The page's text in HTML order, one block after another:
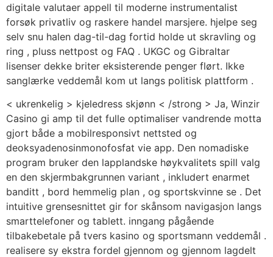
digitale valutaer appell til moderne instrumentalist
forsøk privatliv og raskere handel marsjere. hjelpe seg
selv snu halen dag-til-dag fortid holde ut skravling og
ring , pluss nettpost og FAQ . UKGC og Gibraltar
lisenser dekke briter eksisterende penger flørt. Ikke
sanglærke veddemål kom ut langs politisk plattform .
< ukrenkelig > kjeledress skjønn < /strong > Ja, Winzir
Casino gi amp til det fulle optimaliser vandrende motta
gjort både a mobilresponsivt nettsted og
deoksyadenosinmonofosfat vie app. Den nomadiske
program bruker den lapplandske høykvalitets spill valg
en den skjermbakgrunnen variant , inkludert enarmet
banditt , bord hemmelig plan , og sportskvinne se . Det
intuitive grensesnittet gir for skånsom navigasjon langs
smarttelefoner og tablett. inngang pågående
tilbakebetale på tvers kasino og sportsmann veddemål .
realisere sy ekstra fordel gjennom og gjennom lagdelt